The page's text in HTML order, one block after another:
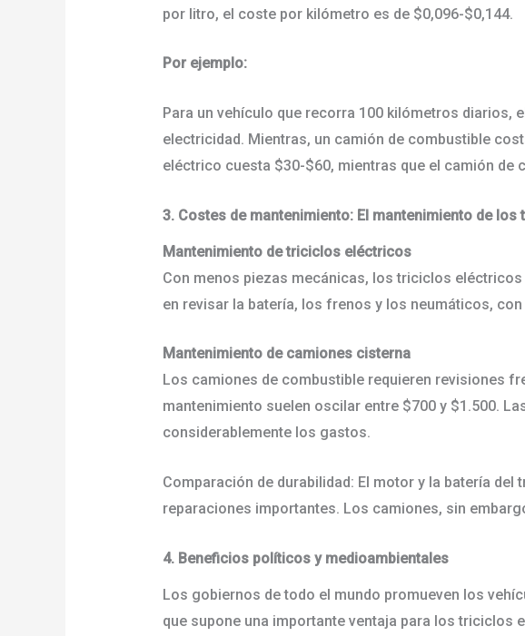
por litro, el coste por kilómetro es de $0,096-$0,144.
Por ejemplo:
Para un vehículo que recorra 100 kilómetros
electricidad. Mientras, un camión de combustible
eléctrico cuesta $30-$60, mientras que el camión de
3. Costes de mantenimiento: El mantenimiento de
Mantenimiento de triciclos eléctricos
Con menos piezas mecánicas, los triciclos
en revisar la batería, los frenos y los neumáticos,
Mantenimiento de camiones cisterna
Los camiones de combustible requieren revisiones
mantenimiento suelen oscilar entre $700 y $1.500.
considerablemente los gastos.
Comparación de durabilidad: El motor y la batería
reparaciones importantes. Los camiones, sin
4. Beneficios políticos y medioambientales
Los gobiernos de todo el mundo promueven los
que supone una importante ventaja para los triciclos